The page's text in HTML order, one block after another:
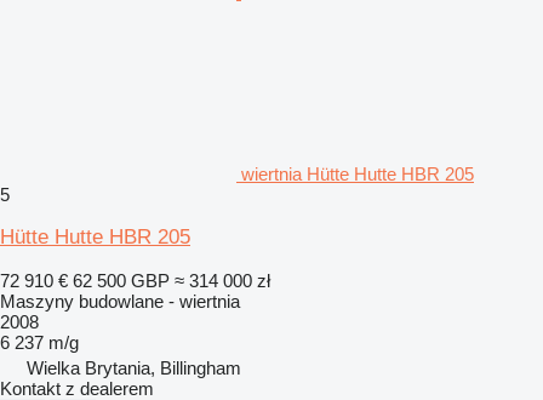
wiertnia Hütte Hutte HBR 205
5
Hütte Hutte HBR 205
72 910 € 62 500 GBP ≈ 314 000 zł
Maszyny budowlane - wiertnia
2008
6 237 m/g
Wielka Brytania, Billingham
Kontakt z dealerem